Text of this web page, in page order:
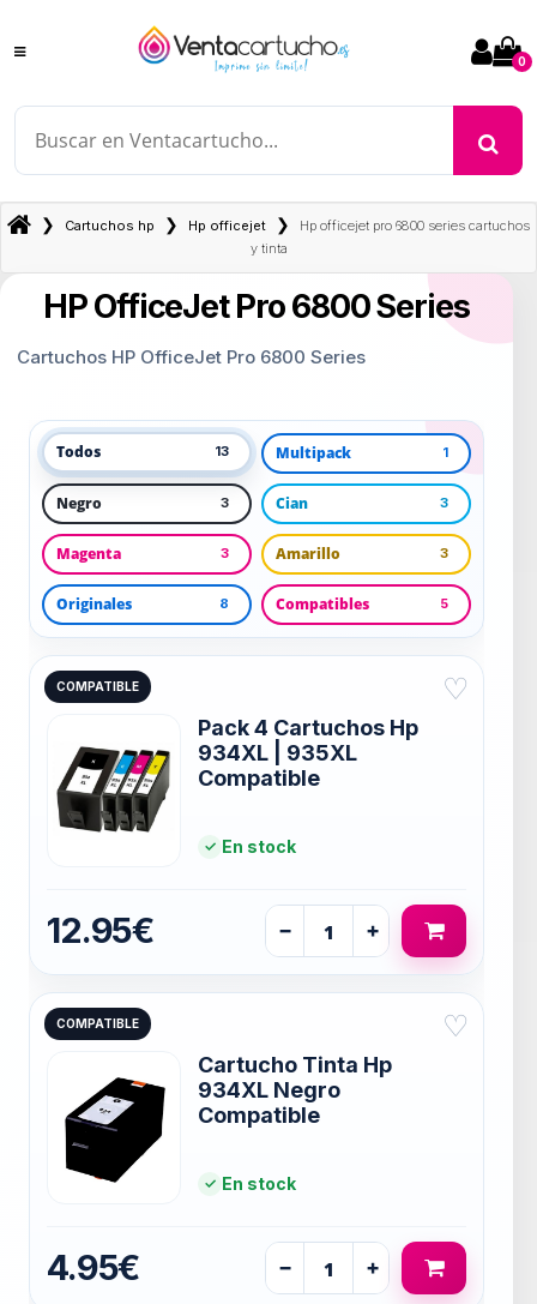
0
❯ Cartuchos hp ❯ Hp officejet ❯
Hp officejet pro 6800 series cartuchos
y tinta
HP OfficeJet Pro 6800 Series
Cartuchos HP OfficeJet Pro 6800 Series
Todos 13 Multipack 1
Negro 3 Cian 3
Magenta 3 Amarillo 3
Originales 8 Compatibles 5
COMPATIBLE ♡
Pack 4 Cartuchos Hp
934XL | 935XL
Compatible
En stock
12.95€ − +
COMPATIBLE ♡
Cartucho Tinta Hp
934XL Negro
Compatible
En stock
4.95€ − +